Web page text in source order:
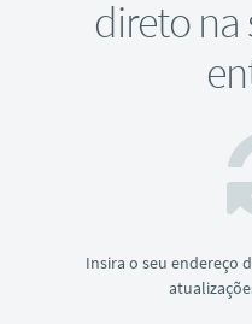
direto na
Insira o seu endereço